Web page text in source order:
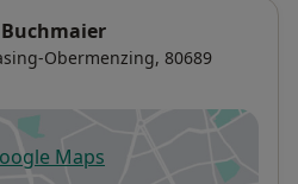
Obermenzing, 80689
Maps
öffnet in einer neuen